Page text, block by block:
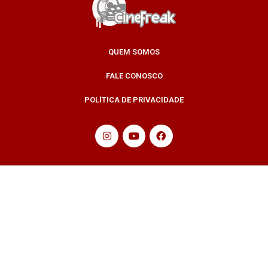
QUEM SOMOS
FALE CONOSCO
POLÍTICA DE PRIVACIDADE